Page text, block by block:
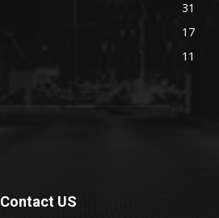
31
17
11
Contact US